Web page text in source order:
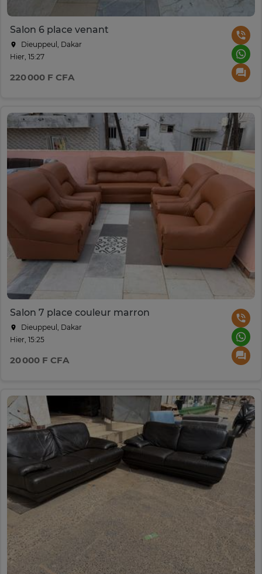
Salon 6 place venant
Dieuppeul, Dakar
Hier, 15:27
220 000 F CFA
Salon 7 place couleur marron
Dieuppeul, Dakar
Hier, 15:25
20 000 F CFA